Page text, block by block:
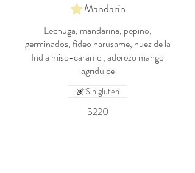
Mandarín
Lechuga, mandarina, pepino,
germinados, fideo harusame, nuez de la
India miso-caramel, aderezo mango
agridulce
$220
Sin gluten